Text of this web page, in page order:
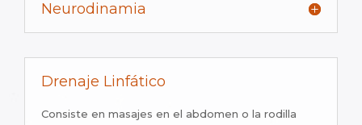
Neurodinamia
Drenaje Linfático
Consiste en masajes en el abdomen o la rodilla